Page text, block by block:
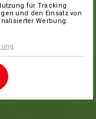
für Tracking
und den Einsatz von
Werbung.